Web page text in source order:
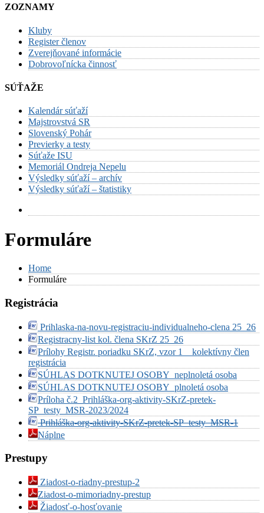
ZOZNAMY
Kluby
Register členov
Zverejňované informácie
Dobrovoľnícka činnosť
SÚŤAŽE
Kalendár súťaží
Majstrovstvá SR
Slovenský Pohár
Previerky a testy
Súťaže ISU
Memoriál Ondreja Nepelu
Výsledky súťaží – archív
Výsledky súťaží – štatistiky
Formuláre
Home
Formuláre
Registrácia
Prihlaska-na-novu-registraciu-individualneho-clena 25_26
Registracny-list kol. člena SKrZ 25_26
Prílohy Registr. poriadku SKrZ, vzor 1 _ kolektívny člen
registrácia
SÚHLAS DOTKNUTEJ OSOBY_neplnoletá osoba
SÚHLAS DOTKNUTEJ OSOBY_plnoletá osoba
Príloha č.2_Prihláška-org-aktivity-SKrZ-pretek-
SP_testy_MSR-2023/2024
Prihláška-org-aktivity-SKrZ-pretek-SP_testy_MSR-1
Náplne
Prestupy
Ziadost-o-riadny-prestup-2
Ziadost-o-mimoriadny-prestup
Žiadosť-o-hosťovanie